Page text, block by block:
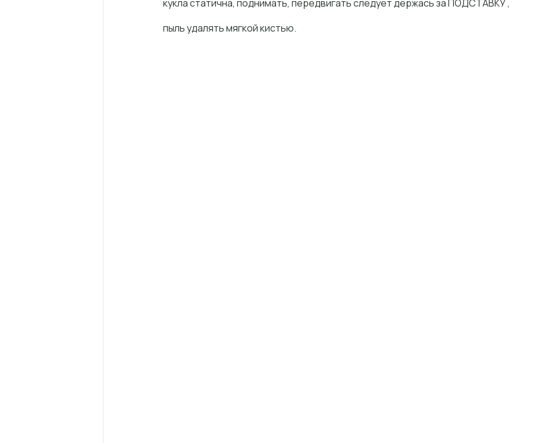
кукла статична, поднимать, передвигать следует держась за ПОДСТАВКУ ,
пыль удалять мягкой кистью.